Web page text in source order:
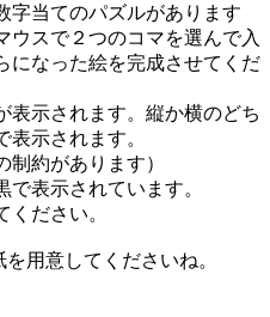
当てのパズルがあります
ウスで２つのコマを選んで入
になった絵を完成させてくだ
表示されます。縦か横のどち
示されます。
制約があります）
表示されています。
ださい。
用意してくださいね。